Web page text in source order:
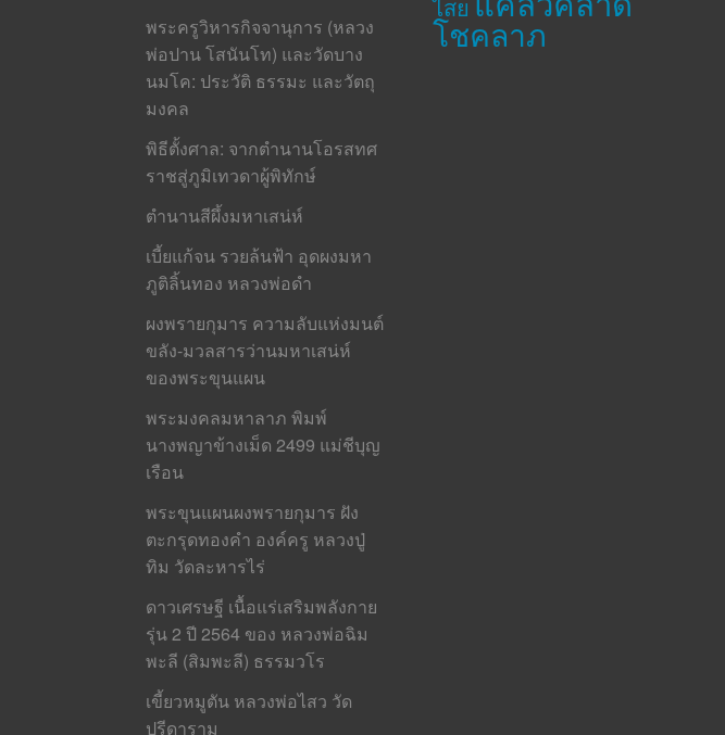
พระครูวิหารกิจจานุการ (หลวง
พ่อปาน โสนันโท) และวัดบาง
นมโค: ประวัติ ธรรมะ และวัตถุ
มงคล
พิธีตั้งศาล: จากตำนานโอรสทศ
ราชสู่ภูมิเทวดาผู้พิทักษ์
ตำนานสีผึ้งมหาเสน่ห์
เบี้ยแก้จน รวยล้นฟ้า อุดผงมหา
ภูติลิ้นทอง หลวงพ่อดำ
ผงพรายกุมาร ความลับแห่งมนต์
ขลัง-มวลสารว่านมหาเสน่ห์
ของพระขุนแผน
พระมงคลมหาลาภ พิมพ์
นางพญาข้างเม็ด 2499 แม่ชีบุญ
เรือน
พระขุนแผนผงพรายกุมาร ฝัง
ตะกรุดทองคำ องค์ครู หลวงปู่
ทิม วัดละหารไร่
ดาวเศรษฐี เนื้อแร่เสริมพลังกาย
รุ่น 2 ปี 2564 ของ หลวงพ่อฉิม
พะลี (สิมพะลี) ธรรมวโร
เขี้ยวหมูตัน หลวงพ่อไสว วัด
ปรีดาราม
ไสย
โชคลาภ